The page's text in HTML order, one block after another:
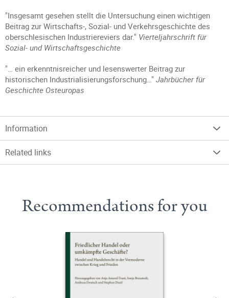
"Insgesamt gesehen stellt die Untersuchung einen wichtigen
Beitrag zur Wirtschafts-, Sozial- und Verkehrsgeschichte des
oberschlesischen Industriereviers dar." Vierteljahrschrift für
Sozial- und Wirtschaftsgeschichte
"… ein erkenntnisreicher und lesenswerter Beitrag zur
historischen Industrialisierungsforschung…" Jahrbücher für
Geschichte Osteuropas
Information
Related links
Recommendations for you